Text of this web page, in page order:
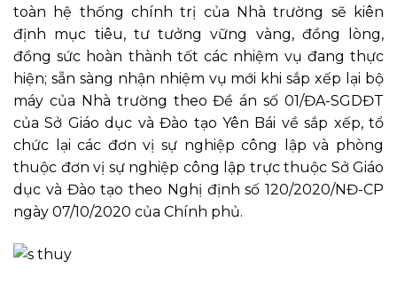
toàn hệ thống chính trị của Nhà trường sẽ kiên
định mục tiêu, tư tưởng vững vàng, đồng lòng,
đồng sức hoàn thành tốt các nhiệm vụ đang thực
hiện; sẵn sàng nhận nhiệm vụ mới khi sắp xếp lại bộ
máy của Nhà trường theo Đề án số 01/ĐA-SGDĐT
của Sở Giáo dục và Đào tạo Yên Bái về sắp xếp, tổ
chức lại các đơn vị sự nghiệp công lập và phòng
thuộc đơn vị sự nghiệp công lập trực thuộc Sở Giáo
dục và Đào tạo theo Nghị định số 120/2020/NĐ-CP
ngày 07/10/2020 của Chính phủ.